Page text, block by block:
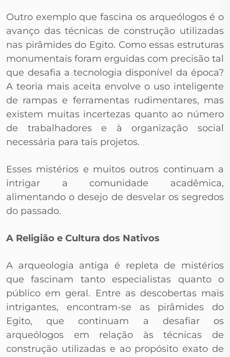
Outro exemplo que fascina os arqueólogos é o
avanço das técnicas de construção utilizadas
nas pirâmides do Egito. Como essas estruturas
monumentais foram erguidas com precisão tal
que desafia a tecnologia disponível da época?
A teoria mais aceita envolve o uso inteligente
de rampas e ferramentas rudimentares, mas
existem muitas incertezas quanto ao número
de trabalhadores e à organização social
necessária para tais projetos.
Esses mistérios e muitos outros continuam a
intrigar a comunidade acadêmica,
alimentando o desejo de desvelar os segredos
do passado.
A Religião e Cultura dos Nativos
A arqueologia antiga é repleta de mistérios
que fascinam tanto especialistas quanto o
público em geral. Entre as descobertas mais
intrigantes, encontram-se as pirâmides do
Egito, que continuam a desafiar os
arqueólogos em relação às técnicas de
construção utilizadas e ao propósito exato de